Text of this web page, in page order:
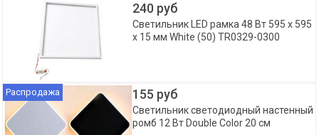
240 руб
Светильник LED рамка 48 Вт 595 x 595
x 15 мм White (50) TR0329-0300
Распродажа 155 руб
Светильник светодиодный настенный
ромб 12 Вт Double Color 20 см